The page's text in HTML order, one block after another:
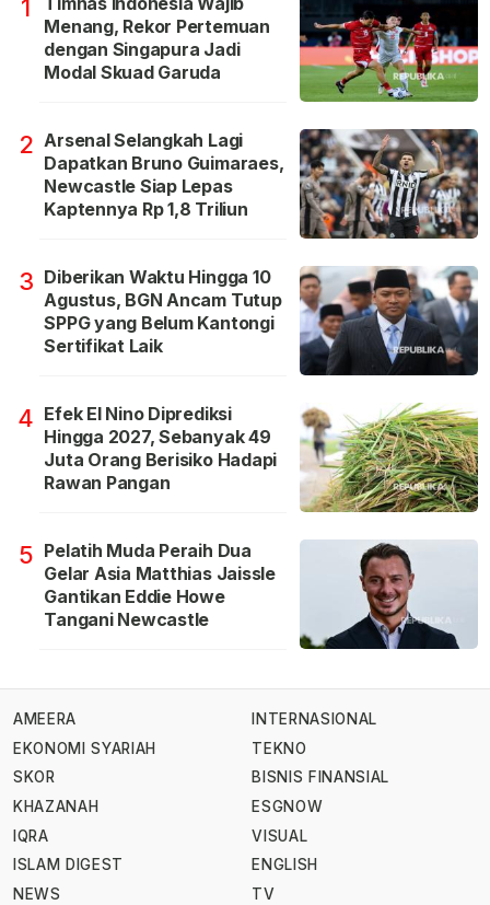
1
Menang, Rekor Pertemuan
dengan Singapura Jadi
Modal Skuad Garuda
2 Arsenal Selangkah Lagi
Dapatkan Bruno Guimaraes,
Newcastle Siap Lepas
Kaptennya Rp 1,8 Triliun
3 Diberikan Waktu Hingga 10
Agustus, BGN Ancam Tutup
SPPG yang Belum Kantongi
Sertifikat Laik
4 Efek El Nino Diprediksi
Hingga 2027, Sebanyak 49
Juta Orang Berisiko Hadapi
Rawan Pangan
5 Pelatih Muda Peraih Dua
Gelar Asia Matthias Jaissle
Gantikan Eddie Howe
Tangani Newcastle
AMEERA
EKONOMI SYARIAH
SKOR
KHAZANAH
IQRA
ISLAM DIGEST
NEWS
INTERNASIONAL
TEKNO
BISNIS FINANSIAL
ESGNOW
VISUAL
ENGLISH
TV